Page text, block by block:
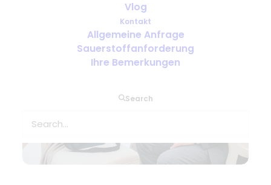
Vlog
Kontakt
Allgemeine Anfrage
Sauerstoffanforderung
Ihre Bemerkungen
Search